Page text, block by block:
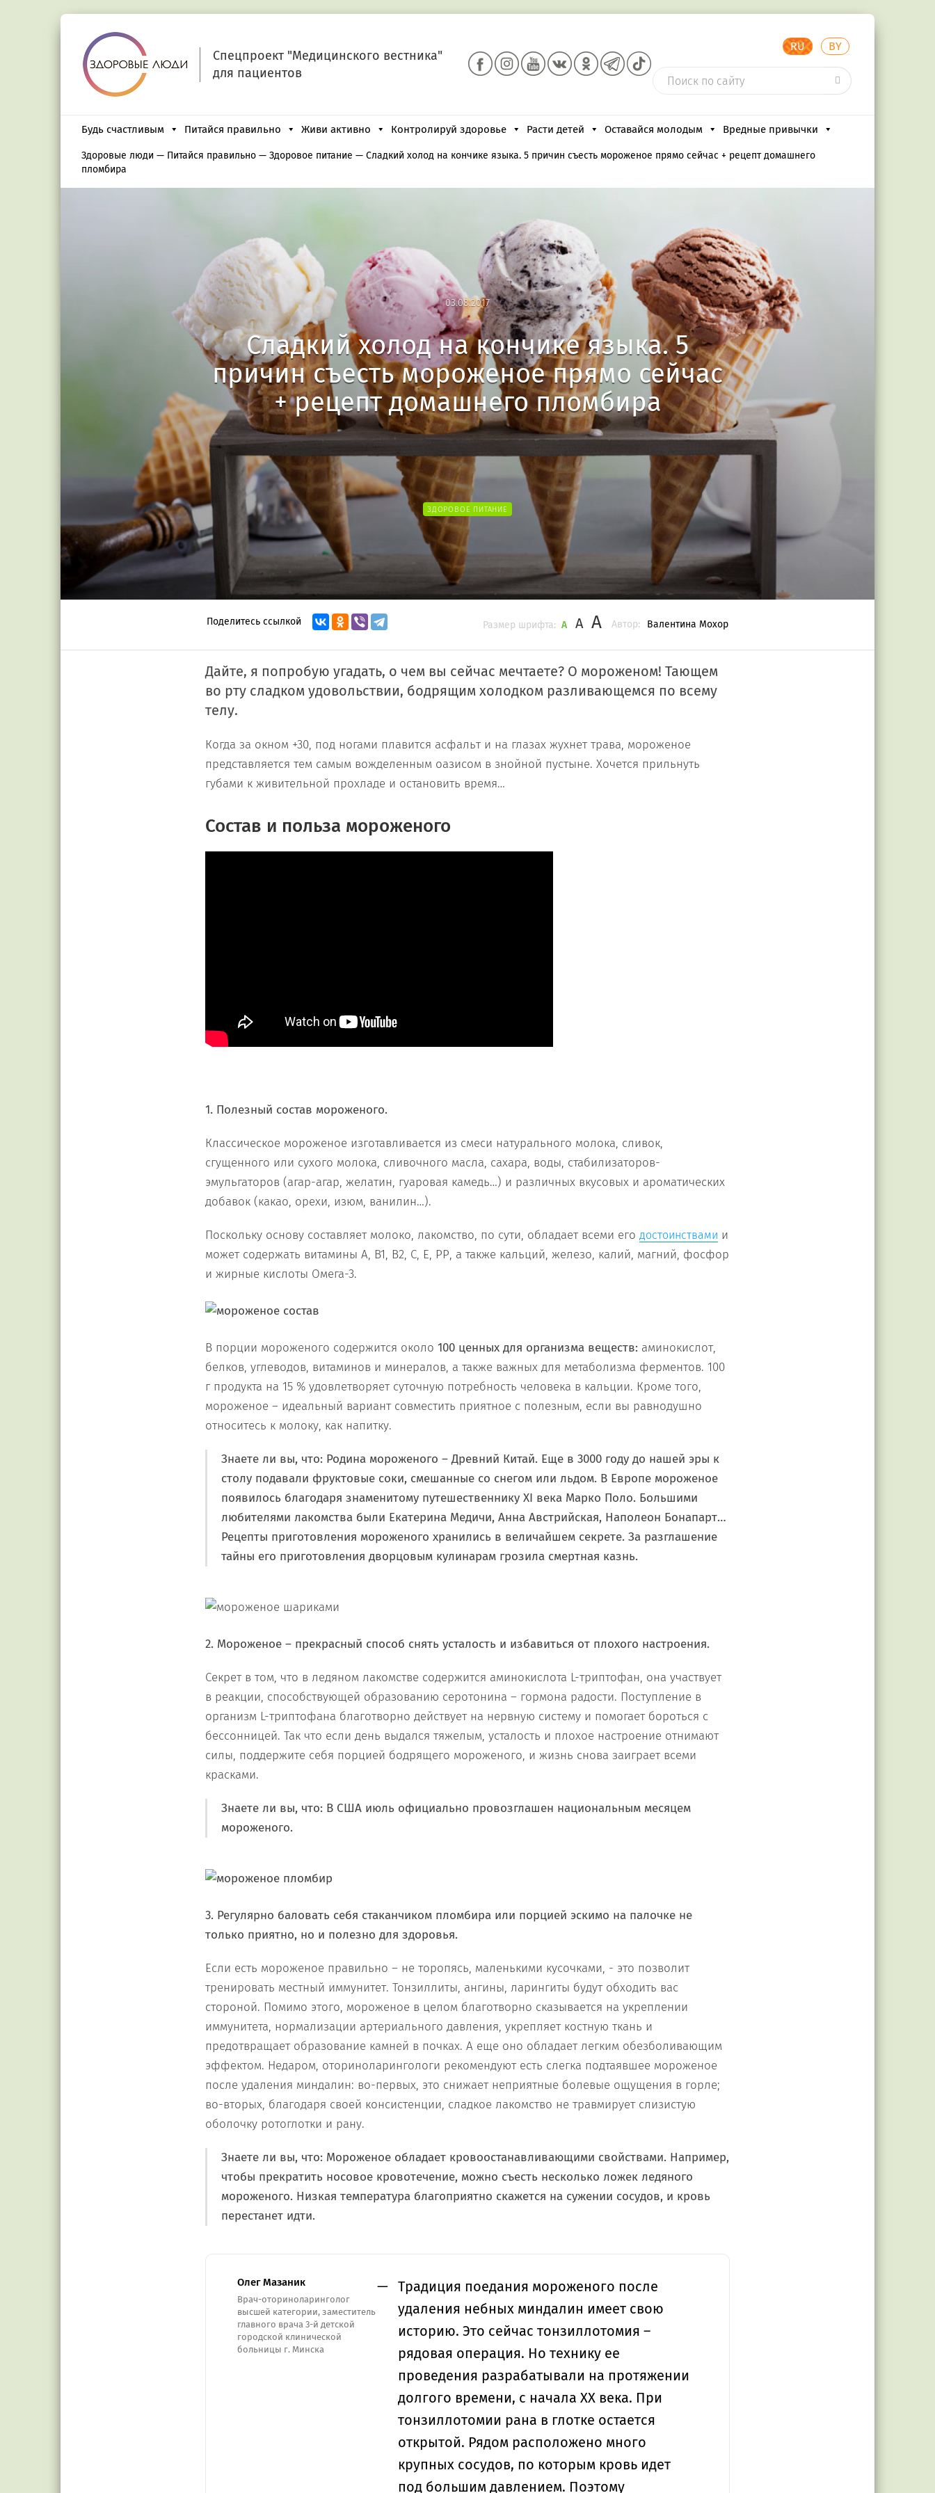
Спецпроект "Медицинского вестника"
для пациентов
RU BY
Будь счастливым Питайся правильно Живи активно Контролируй здоровье Расти детей Оставайся молодым Вредные привычки
Здоровые люди — Питайся правильно — Здоровое питание — Сладкий холод на кончике языка. 5 причин съесть мороженое прямо сейчас + рецепт домашнего
пломбира
03.08.2017
03.08.2017
Сладкий холод на кончике языка. 5
причин съесть мороженое прямо сейчас
+ рецепт домашнего пломбира
ЗДОРОВОЕ ПИТАНИЕ
Поделитесь ссылкой Автор: Валентина Мохор
Размер шрифта: A A A
Дайте, я попробую угадать, о чем вы сейчас мечтаете? О мороженом! Тающем
во рту сладком удовольствии, бодрящим холодком разливающемся по всему
телу.
Когда за окном +30, под ногами плавится асфальт и на глазах жухнет трава, мороженое
представляется тем самым вожделенным оазисом в знойной пустыне. Хочется прильнуть
губами к живительной прохладе и остановить время…
Состав и польза мороженого
1. Полезный состав мороженого.
Классическое мороженое изготавливается из смеси натурального молока, сливок,
сгущенного или сухого молока, сливочного масла, сахара, воды, стабилизаторов-
эмульгаторов (агар-агар, желатин, гуаровая камедь…) и различных вкусовых и ароматических
добавок (какао, орехи, изюм, ванилин…).
Поскольку основу составляет молоко, лакомство, по сути, обладает всеми его достоинствами и
может содержать витамины A, B1, B2, С, Е, РР, а также кальций, железо, калий, магний, фосфор
и жирные кислоты Омега-3.
В порции мороженого содержится около 100 ценных для организма веществ: аминокислот,
белков, углеводов, витаминов и минералов, а также важных для метаболизма ферментов. 100
г продукта на 15 % удовлетворяет суточную потребность человека в кальции. Кроме того,
мороженое – идеальный вариант совместить приятное с полезным, если вы равнодушно
относитесь к молоку, как напитку.
Знаете ли вы, что: Родина мороженого – Древний Китай. Еще в 3000 году до нашей эры к
столу подавали фруктовые соки, смешанные со снегом или льдом. В Европе мороженое
появилось благодаря знаменитому путешественнику XI века Марко Поло. Большими
любителями лакомства были Екатерина Медичи, Анна Австрийская, Наполеон Бонапарт…
Рецепты приготовления мороженого хранились в величайшем секрете. За разглашение
тайны его приготовления дворцовым кулинарам грозила смертная казнь.
2. Мороженое – прекрасный способ снять усталость и избавиться от плохого настроения.
Секрет в том, что в ледяном лакомстве содержится аминокислота L-триптофан, она участвует
в реакции, способствующей образованию серотонина – гормона радости. Поступление в
организм L-триптофана благотворно действует на нервную систему и помогает бороться с
бессонницей. Так что если день выдался тяжелым, усталость и плохое настроение отнимают
силы, поддержите себя порцией бодрящего мороженого, и жизнь снова заиграет всеми
красками.
Знаете ли вы, что: В США июль официально провозглашен национальным месяцем
мороженого.
3. Регулярно баловать себя стаканчиком пломбира или порцией эскимо на палочке не
только приятно, но и полезно для здоровья.
Если есть мороженое правильно – не торопясь, маленькими кусочками, - это позволит
тренировать местный иммунитет. Тонзиллиты, ангины, ларингиты будут обходить вас
стороной. Помимо этого, мороженое в целом благотворно сказывается на укреплении
иммунитета, нормализации артериального давления, укрепляет костную ткань и
предотвращает образование камней в почках. А еще оно обладает легким обезболивающим
эффектом. Недаром, оториноларингологи рекомендуют есть слегка подтаявшее мороженое
после удаления миндалин: во-первых, это снижает неприятные болевые ощущения в горле;
во-вторых, благодаря своей консистенции, сладкое лакомство не травмирует слизистую
оболочку ротоглотки и рану.
Знаете ли вы, что: Мороженое обладает кровоостанавливающими свойствами. Например,
чтобы прекратить носовое кровотечение, можно съесть несколько ложек ледяного
мороженого. Низкая температура благоприятно скажется на сужении сосудов, и кровь
перестанет идти.
Олег Мазаник
Врач-оториноларинголог
высшей категории, заместитель
главного врача 3-й детской
городской клинической
больницы г. Минска
Традиция поедания мороженого после
удаления небных миндалин имеет свою
историю. Это сейчас тонзиллотомия –
рядовая операция. Но технику ее
проведения разрабатывали на протяжении
долгого времени, с начала ХХ века. При
тонзиллотомии рана в глотке остается
открытой. Рядом расположено много
крупных сосудов, по которым кровь идет
под большим давлением. Поэтому